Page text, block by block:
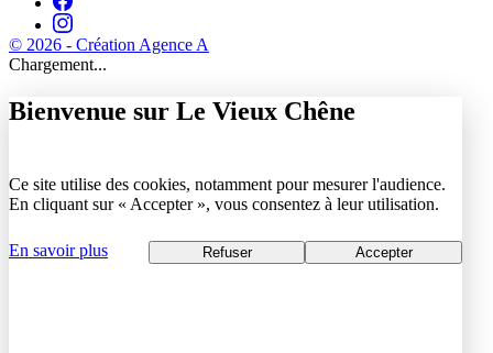
© 2026 - Création Agence A
Chargement...
Bienvenue sur Le Vieux Chêne
Ce site utilise des cookies, notamment pour mesurer l'audience.
En cliquant sur « Accepter », vous consentez à leur utilisation.
En savoir plus Refuser Accepter